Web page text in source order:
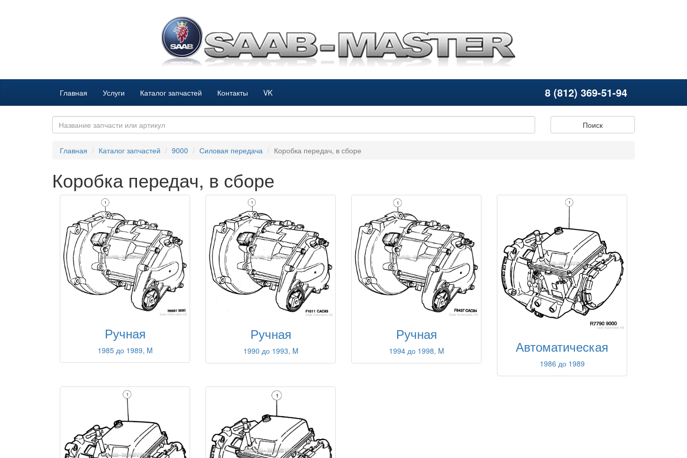
Главная Услуги Каталог запчастей Контакты VK 8 (812) 369-51-94
Поиск
Главная Каталог запчастей 9000 Силовая передача Коробка передач, в сборе
Коробка передач, в сборе
Ручная
1985 до 1989, M
Ручная
1990 до 1993, M
Ручная
1994 до 1998, M Автоматическая
1986 до 1989